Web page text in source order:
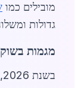
מובילים כמו
גדולות
מגמות
בשנת 2026, הביקוש ל